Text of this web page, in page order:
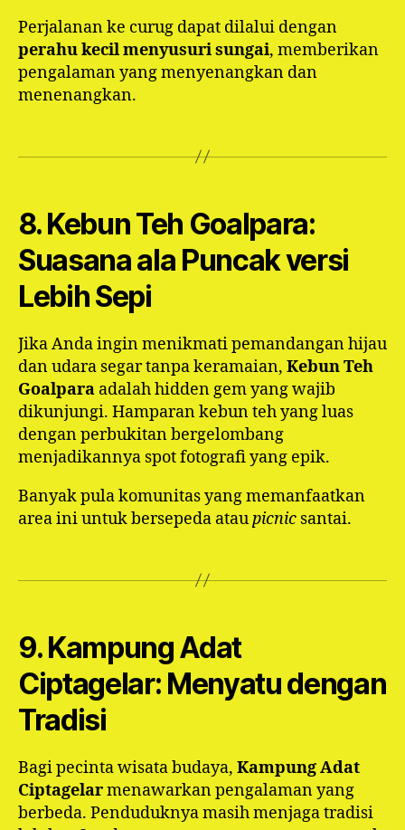
Perjalanan ke curug dapat dilalui dengan
perahu kecil menyusuri sungai, memberikan
pengalaman yang menyenangkan dan
menenangkan.
8. Kebun Teh Goalpara:
Suasana ala Puncak versi
Lebih Sepi
Jika Anda ingin menikmati pemandangan hijau
dan udara segar tanpa keramaian, Kebun Teh
Goalpara adalah hidden gem yang wajib
dikunjungi. Hamparan kebun teh yang luas
dengan perbukitan bergelombang
menjadikannya spot fotografi yang epik.
Banyak pula komunitas yang memanfaatkan
area ini untuk bersepeda ataupicnic santai.
9. Kampung Adat
Ciptagelar: Menyatu dengan
Tradisi
Bagi pecinta wisata budaya, Kampung Adat
Ciptagelarmenawarkan pengalaman yang
berbeda. Penduduknya masih menjaga tradisi